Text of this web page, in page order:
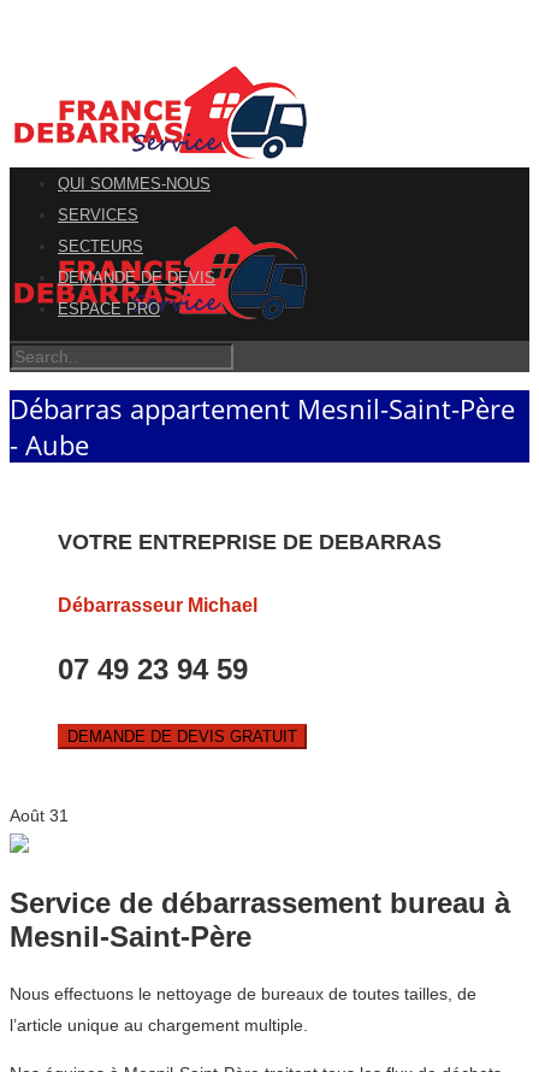
QUI SOMMES-NOUS
SERVICES
SECTEURS
DEMANDE DE DEVIS
ESPACE PRO
Débarras appartement Mesnil-Saint-Père
- Aube
VOTRE ENTREPRISE DE DEBARRAS
Débarrasseur Michael
07 49 23 94 59
DEMANDE DE DEVIS GRATUIT
Août 31
Service de débarrassement bureau à
Mesnil-Saint-Père
Nous effectuons le nettoyage de bureaux de toutes tailles, de
l’article unique au chargement multiple.